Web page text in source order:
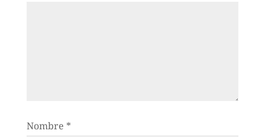
Nombre *